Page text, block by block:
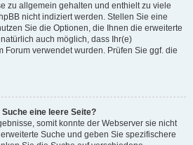
zu allgemein gehalten und enthielt zu viele
nicht indiziert werden. Stellen Sie eine
Sie die Optionen, die Ihnen die erweiterte
auch möglich, dass Ihr(e)
Forum verwendet wurden. Prüfen Sie ggf. die
eine leere Seite?
somit konnte der Webserver sie nicht
Suche und geben Sie spezifischere